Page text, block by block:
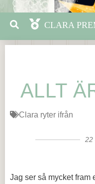
ALLT
Clara ryter ifrån
22
Jag ser så mycket fram